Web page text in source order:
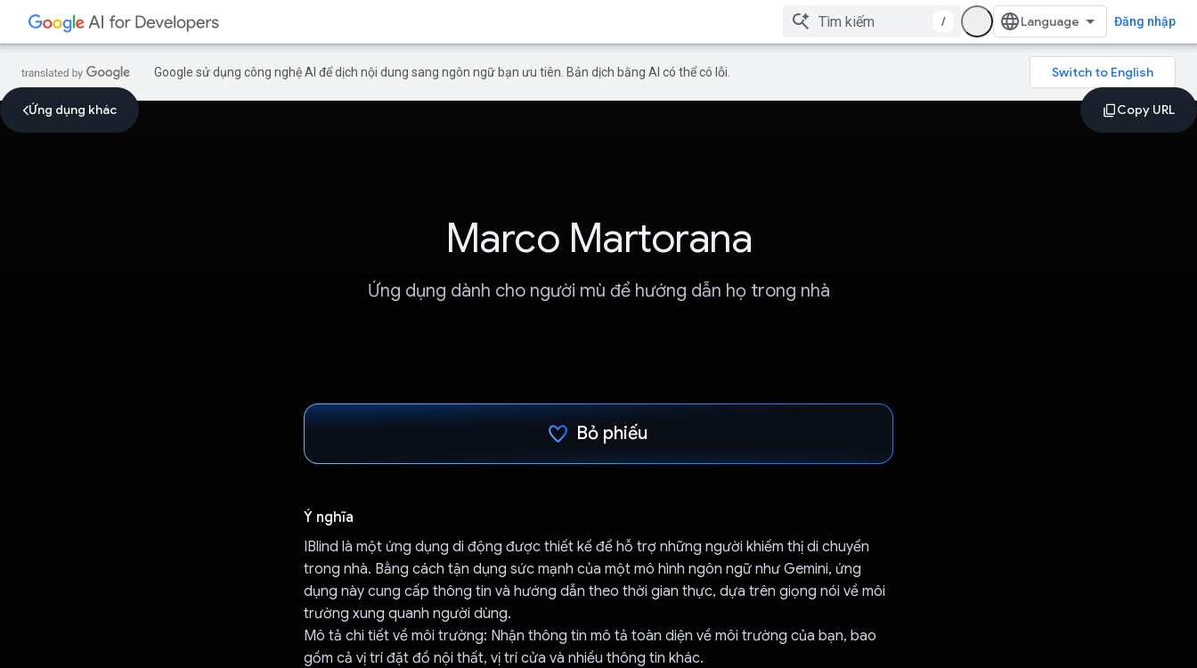
/ Đăng nhập
Google sử dụng công nghệ AI để dịch nội dung sang ngôn ngữ bạn ưu tiên. Bản dịch bằng AI có thể có lỗi.
Ứng dụng khác
Marco Martorana
Ứng dụng dành cho người mù để hướng dẫn họ trong nhà
Bỏ phiếu
Ý nghĩa
IBlind là một ứng dụng di động được thiết kế để hỗ trợ những người khiếm thị di chuyển
trong nhà. Bằng cách tận dụng sức mạnh của một mô hình ngôn ngữ như Gemini, ứng
dụng này cung cấp thông tin và hướng dẫn theo thời gian thực, dựa trên giọng nói về môi
trường xung quanh người dùng.
Mô tả chi tiết về môi trường: Nhận thông tin mô tả toàn diện về môi trường của bạn, bao
gồm cả vị trí đặt đồ nội thất, vị trí cửa và nhiều thông tin khác.